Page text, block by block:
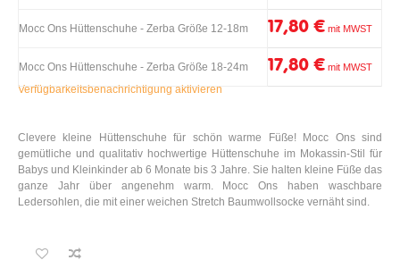
Mocc Ons Hüttenschuhe - Zerba Größe 12-18m 17,80 €
Mocc Ons Hüttenschuhe - Zerba Größe 18-24m 17,80 €
Verfügbarkeitsbenachrichtigung aktivieren
Clevere kleine Hüttenschuhe für schön warme Füße! Mocc Ons sind
gemütliche und qualitativ hochwertige Hüttenschuhe im Mokassin-Stil für
Babys und Kleinkinder ab 6 Monate bis 3 Jahre. Sie halten kleine Füße das
ganze Jahr über angenehm warm. Mocc Ons haben waschbare
Ledersohlen, die mit einer weichen Stretch Baumwollsocke vernäht sind.